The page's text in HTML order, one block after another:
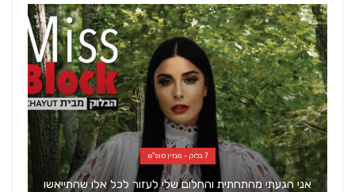
7 בלוק - מגזין סופ"ש
אני הגעתי מהתחתית והחלום שלי לעזור לכל אלו שהתייאשו